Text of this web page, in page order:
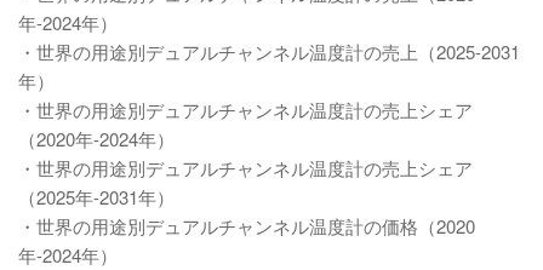
年-2024年）
・世界の用途別デュアルチャンネル温度計の売上（2025-2031
年）
・世界の用途別デュアルチャンネル温度計の売上シェア
（2020年-2024年）
・世界の用途別デュアルチャンネル温度計の売上シェア
（2025年-2031年）
・世界の用途別デュアルチャンネル温度計の価格（2020
年-2024年）